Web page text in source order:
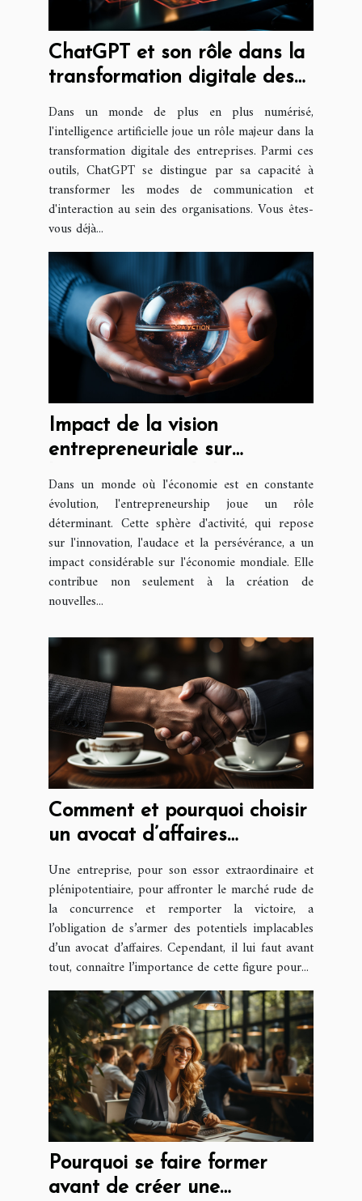
ChatGPT et son rôle dans la
transformation digitale des
Dans un monde de plus en plus numérisé,
l'intelligence artificielle joue un rôle majeur dans la
transformation digitale des entreprises. Parmi ces
outils, ChatGPT se distingue par sa capacité à
transformer les modes de communication et
d'interaction au sein des organisations. Vous êtes-
vous déjà...
Impact de la vision
entrepreneuriale sur
Dans un monde où l'économie est en constante
évolution, l'entrepreneurship joue un rôle
déterminant. Cette sphère d'activité, qui repose
sur l'innovation, l'audace et la persévérance, a un
impact considérable sur l'économie mondiale. Elle
contribue non seulement à la création de
nouvelles...
Comment et pourquoi choisir
un avocat d’affaires
Une entreprise, pour son essor extraordinaire et
plénipotentiaire, pour affronter le marché rude de
la concurrence et remporter la victoire, a
l’obligation de s’armer des potentiels implacables
d’un avocat d’affaires. Cependant, il lui faut avant
tout, connaître l’importance de cette figure pour...
Pourquoi se faire former
avant de créer une